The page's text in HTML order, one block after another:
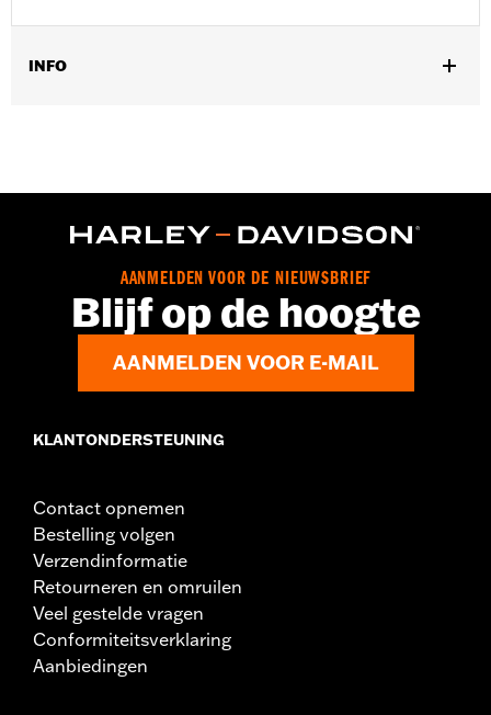
INFO
Pant Style:Traditional
Shop To Be:Dry
AANMELDEN VOOR DE NIEUWSBRIEF
Blijf op de hoogte
AANMELDEN VOOR E-MAIL
KLANTONDERSTEUNING
Contact opnemen
Bestelling volgen
Verzendinformatie
Retourneren en omruilen
Veel gestelde vragen
Conformiteitsverklaring
Aanbiedingen